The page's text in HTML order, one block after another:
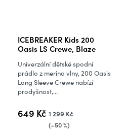
ICEBREAKER Kids 200
Oasis LS Crewe, Blaze
649 Kč 1 299 Kč
(–50 %)
Univerzální dětské spodní
prádlo z merino vlny, 200 Oasis
Long Sleeve Crewe nabízí
prodyšnost,...